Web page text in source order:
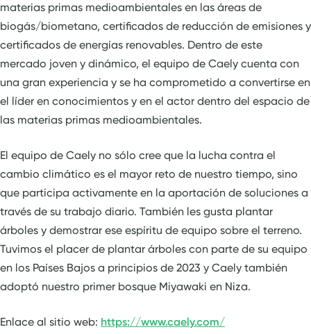
materias primas medioambientales en las áreas de
biogás/biometano, certificados de reducción de emisiones y
certificados de energías renovables. Dentro de este
mercado joven y dinámico, el equipo de Caely cuenta con
una gran experiencia y se ha comprometido a convertirse en
el líder en conocimientos y en el actor dentro del espacio de
las materias primas medioambientales.
El equipo de Caely no sólo cree que la lucha contra el
cambio climático es el mayor reto de nuestro tiempo, sino
que participa activamente en la aportación de soluciones a
través de su trabajo diario. También les gusta plantar
árboles y demostrar ese espíritu de equipo sobre el terreno.
Tuvimos el placer de plantar árboles con parte de su equipo
en los Países Bajos a principios de 2023 y Caely también
adoptó nuestro primer bosque Miyawaki en Niza.
Enlace al sitio web: https://www.caely.com/